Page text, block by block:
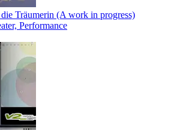
Träumerin (A work in progress)
Performance